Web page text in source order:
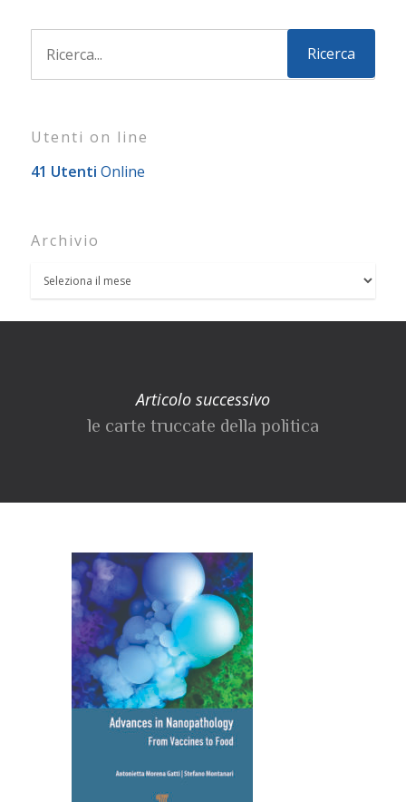
Utenti on line
41 Utenti Online
Archivio
Articolo successivo
le carte truccate della politica